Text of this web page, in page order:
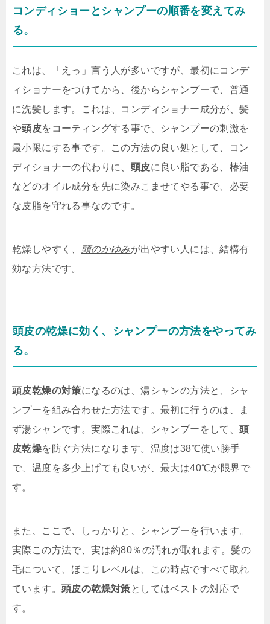
コンディショーとシャンプーの順番を変えてみ
る。
これは、「えっ」言う人が多いですが、最初にコンデ
ィショナーをつけてから、後からシャンプーで、普通
に洗髪します。これは、コンディショナー成分が、髪
や頭皮をコーティングする事で、シャンプーの刺激を
最小限にする事です。この方法の良い処として、コン
ディショナーの代わりに、 頭皮に良い脂である、椿油
などのオイル成分を先に染みこませてやる事で、必要
な皮脂を守れる事なのです。
乾燥しやすく、 頭のかゆみが出やすい人には、結構有
効な方法です。
頭皮の乾燥に効く、シャンプーの方法をやってみ
る。
頭皮乾燥の対策になるのは、湯シャンの方法と、シャ
ンプーを組み合わせた方法です。最初に行うのは、ま
ず湯シャンです。実際これは、シャンプーをして、頭
皮乾燥を防ぐ方法になります。温度は38℃使い勝手
で、温度を多少上げても良いが、最大は40℃が限界で
す。
また、ここで、しっかりと、シャンプーを行います。
実際この方法で、実は約80％の汚れが取れます。髪の
毛について、ほこりレベルは、この時点ですべて取れ
ています。 頭皮の乾燥対策としてはベストの対応で
す。